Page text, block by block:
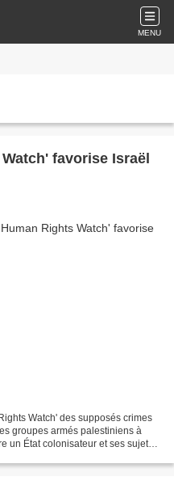
MENU
favorise Israël
Watch' des supposés crimes
groupes armés palestiniens à
un État colonisateur et ses sujets